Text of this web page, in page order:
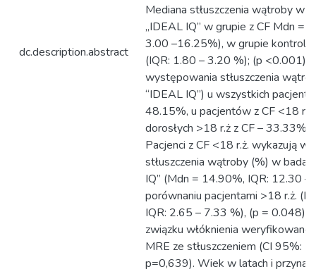
dc.description.abstract
Mediana stłuszczenia wątroby w
„IDEAL IQ” w grupie z CF Mdn =
3.00 –16.25%), w grupie
(IQR: 1.80 – 3.20 %); (p <0.001).
występowania stłuszczenia
“IDEAL IQ”) u wszystkich
48.15%, u pacjentów z CF <18
dorosłych >18 r.ż z CF – 33.33%;
Pacjenci z CF <18 r.ż. wykazują
stłuszczenia wątroby (%) w
IQ” (Mdn = 14.90%, IQR: 12.30
porównaniu pacjentami >18 r.ż.
IQR: 2.65 – 7.33 %), (p = 0.048).
związku włóknienia
MRE ze stłuszczeniem (CI 95%:
p=0,639). Wiek w latach i